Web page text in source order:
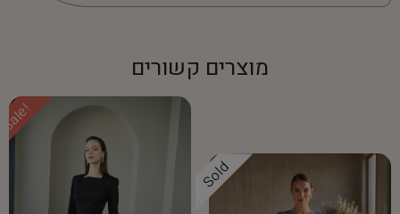
מוצרים קשורים
Sold